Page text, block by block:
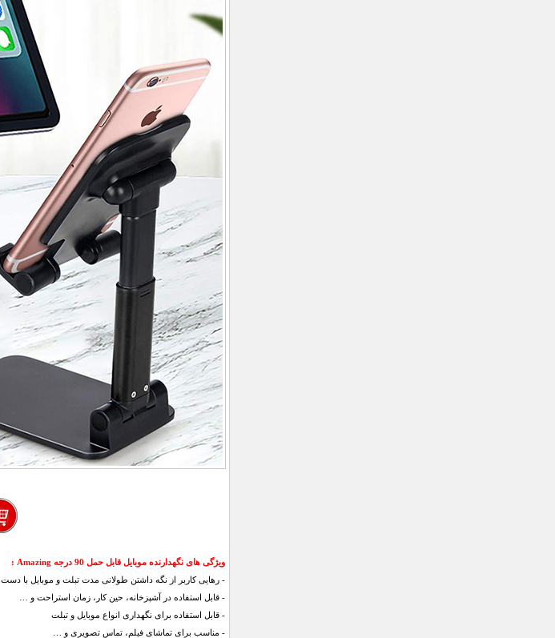
ویژگی های نگهدارنده موبایل قابل حمل 90 درجه Amazing
:
- رهایی کاربر از نگه داشتن طولانی مدت تبلت و موبایل با دست
- قابل استفاده در آشپزخانه، حین کار، زمان استراحت و …
- قابل استفاده برای نگهداری انواع موبایل و تبلت
- مناسب برای تماشای فیلم، تماس تصویری و …